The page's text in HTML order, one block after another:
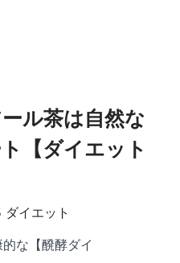
ル茶は自然な
【ダイエット
ダイエット
な【醗酵ダイ